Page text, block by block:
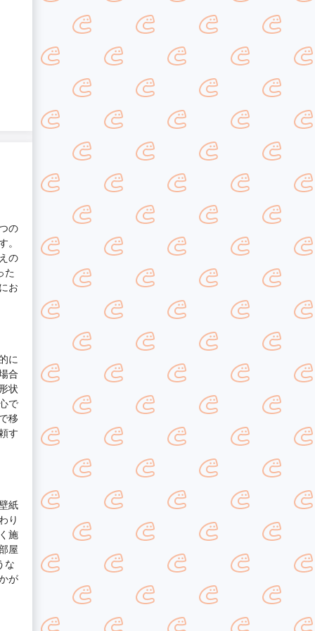
の
の
た
お
に
合
状
で
移
す
紙
り
施
屋
な
が